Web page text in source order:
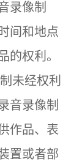
录像制
间和地点
的权利。
未经权利
音录像制
作品、表
置或者部